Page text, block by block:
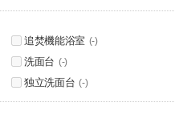
追焚機能浴室 (-)
洗面台 (-)
独立洗面台 (-)